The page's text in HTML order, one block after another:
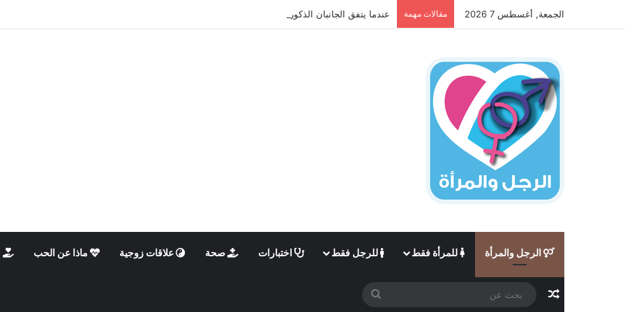
الجمعة, أغسطس 7 2026 مقالات مهمة عندما يتفق الجانبان الذكوري والأنثوي داخلنا، ما الذي يحدث؟
الرجل والمرأة للمرأة فقط للرجل فقط اختبارات صحة علاقات زوجية ماذا عن الحب
مقال عشوائي
بحث